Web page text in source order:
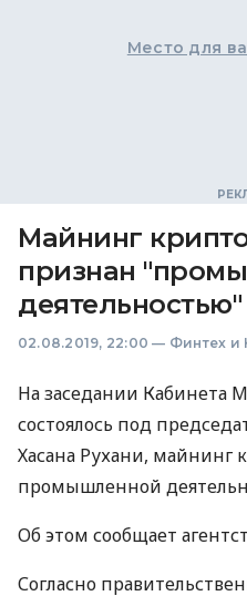
Место для
Майнинг
признан
деятельностью"
02.08.2019, 22:00 — Финтех и
На заседании Кабинета
состоялось под
Хасана Рухани, майнинг
промышленной
Об этом сообщает
Согласно